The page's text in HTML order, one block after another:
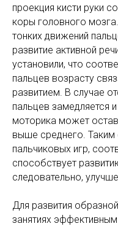
проекция кисти руки
коры головного
тонких движений
развитие активной
установили, что
пальцев возрасту
развитием. В случае
пальцев замедляется
моторика может
выше среднего.
пальчиковых игр,
способствует
следовательно,
Для развития
занятиях